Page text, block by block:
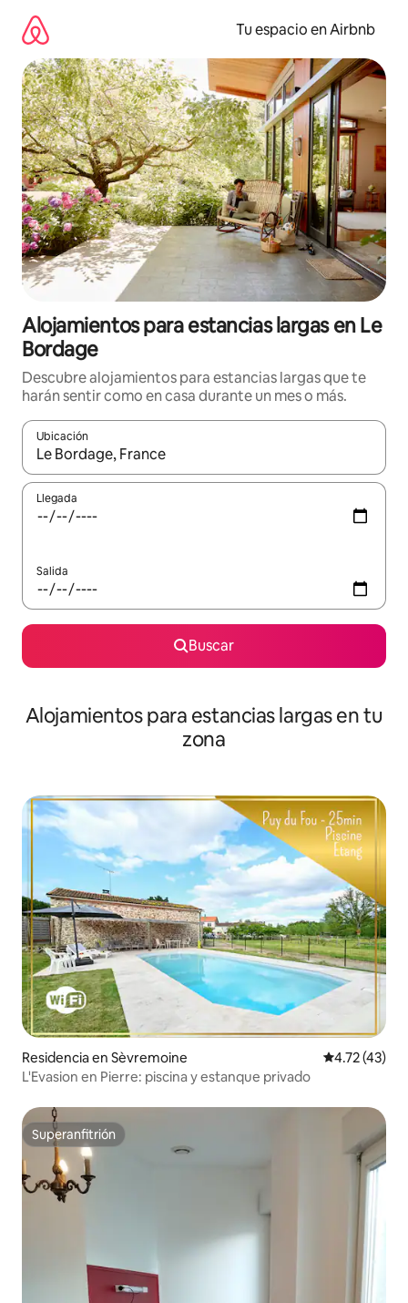
contenido
Tu espacio en Airbnb
Alojamientos para estancias largas en Le
Bordage
Descubre alojamientos para estancias largas que te
harán sentir como en casa durante un mes o más.
Ubicación
Cuando los resultados estén disponibles, podrás navegar
Llegada
Salida
Buscar
Alojamientos para estancias largas en tu
zona
Residencia en Sèvremoine Calificación
4.72 (43)
L'Evasion en Pierre: piscina y estanque privado
Superanfitrión
Superanfitrión